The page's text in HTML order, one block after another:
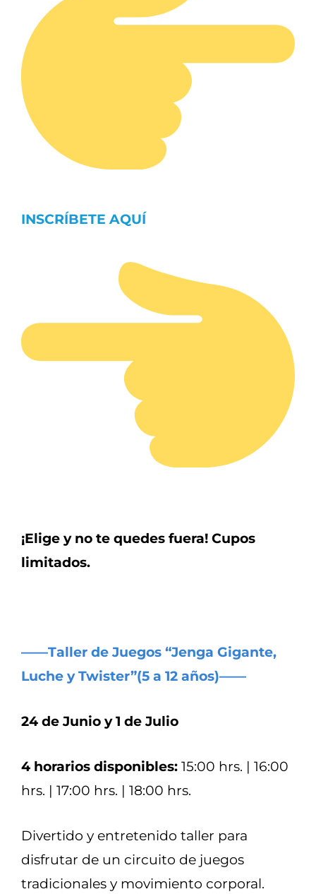
INSCRÍBETE AQUÍ
¡Elige y no te quedes fuera! Cupos
limitados.
——Taller de Juegos “Jenga Gigante,
Luche y Twister”(5 a 12 años)——
24 de Junio y 1 de Julio
4 horarios disponibles: 15:00 hrs. | 16:00
hrs. | 17:00 hrs. | 18:00 hrs.
Divertido y entretenido taller para
disfrutar de un circuito de juegos
tradicionales y movimiento corporal.